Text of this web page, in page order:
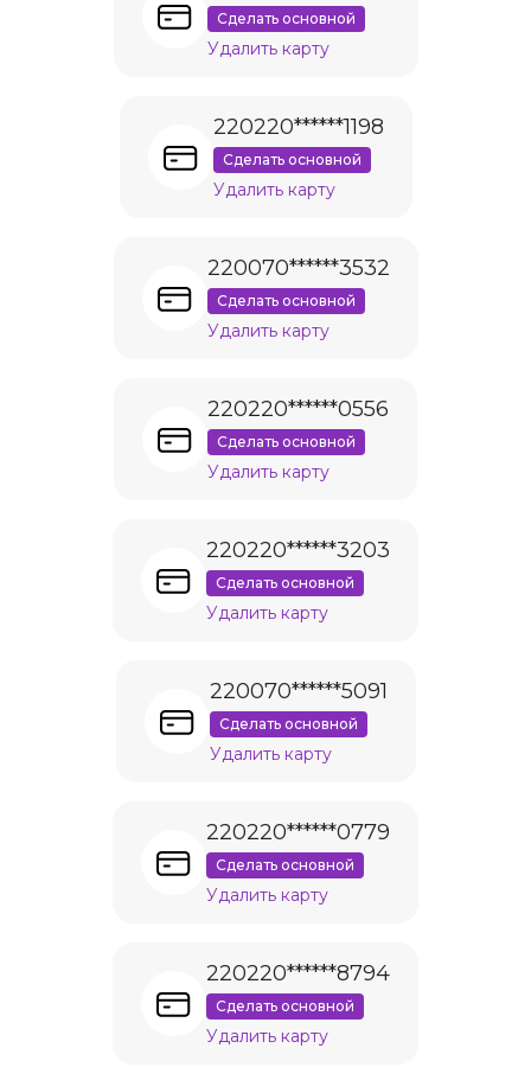
Сделать основной
Удалить карту
220220******1198
Сделать основной
Удалить карту
220070******3532
Сделать основной
Удалить карту
220220******0556
Сделать основной
Удалить карту
220220******3203
Сделать основной
Удалить карту
220070******5091
Сделать основной
Удалить карту
220220******0779
Сделать основной
Удалить карту
220220******8794
Сделать основной
Удалить карту